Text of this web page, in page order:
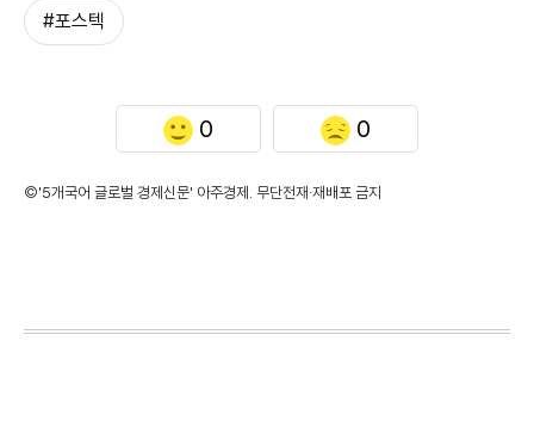
#포스텍
0 0
©'5개국어 글로벌 경제신문' 아주경제. 무단전재·재배포 금지